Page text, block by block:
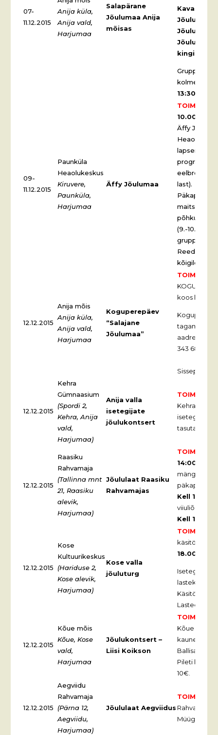
07-
11.12.2015
Anija küla,
Anija vald,
Harjumaa
Salapärane
Jõulumaa Anija
mõisas
Kavas:
Jõuluvana
kingitusi.
Gruppe
kolmel ajal
13:30-15:00
09-
11.12.2015
Paunküla
Heaolukeskus
Kiruvere,
Paunküla,
Harjumaa
Äffy Jõulumaa
TOIMUNUD.
10.00-17.00
Äffy
programm
last).
Päkapiku
maitsvad
põhkude
(9.-
gruppidele
Reedel
kõigile
12.12.2015
Anija mõis
Anija küla,
Anija vald,
Harjumaa
Koguperepäev
“Salajane
Jõulumaa”
koos
tagamiseks
aadressil
343 68.
Sissepääs
12.12.2015
Kehra
Gümnaasium
(Spordi 2,
Kehra, Anija
vald,
Harjumaa)
Anija valla
isetegijate
jõulukontsert
Kehra
isetegijate
tasuta. Info:
12.12.2015
Raasiku
Rahvamaja
(Tallinna mnt
21, Raasiku
alevik,
Harjumaa)
Jõululaat Raasiku
Rahvamajas
14:00
Kell 12:00
viiuliõpilaste
Kell 13:00
12.12.2015
Kose
Kultuurikeskus
(Hariduse 2,
Kose alevik,
Harjumaa)
Kose valla
jõuluturg
18.00.
Isetegijate
12.12.2015
Kõue mõis
Kõue, Kose
vald,
Harjumaa
Jõulukontsert –
Liisi Koikson
Kõue
kauneid
Ballisaalis.
Pileti hind
10€.
12.12.2015
Aegviidu
Rahvamaja
(Pärna 12,
Aegviidu,
Harjumaa)
Jõululaat Aegviidus Rahvamajas
Müügil